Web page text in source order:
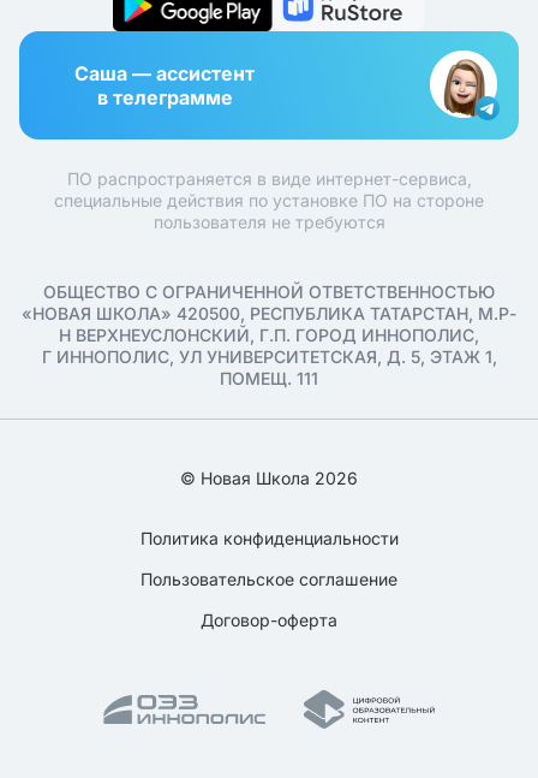
Саша — ассистент
в телеграмме
ПО распространяется в виде интернет-сервиса,
специальные действия по установке ПО на стороне
пользователя не требуются
ОБЩЕСТВО С ОГРАНИЧЕННОЙ ОТВЕТСТВЕННОСТЬЮ
«НОВАЯ ШКОЛА» 420500, РЕСПУБЛИКА ТАТАРСТАН, М.Р-
Н ВЕРХНЕУСЛОНСКИЙ, Г.П. ГОРОД ИННОПОЛИС,
Г ИННОПОЛИС, УЛ УНИВЕРСИТЕТСКАЯ, Д. 5, ЭТАЖ 1,
ПОМЕЩ. 111
© Новая Школа 2026
Политика конфиденциальности
Пользовательское соглашение
Договор-оферта